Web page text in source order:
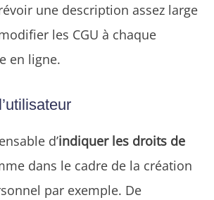
une description assez large
les CGU à chaque
en ligne.
d’indiquer les droits de
dans le cadre de la création
par exemple. De